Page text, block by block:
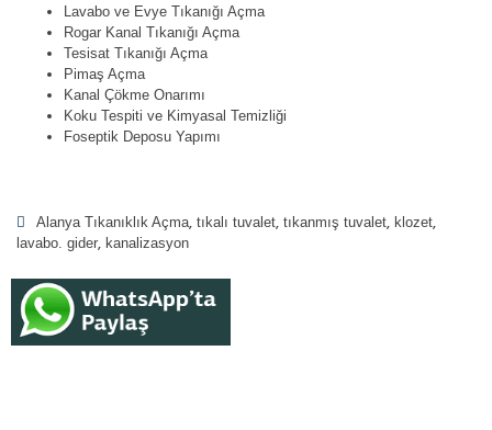
Lavabo ve Evye Tıkanığı Açma
Rogar Kanal Tıkanığı Açma
Tesisat Tıkanığı Açma
Pimaş Açma
Kanal Çökme Onarımı
Koku Tespiti ve Kimyasal Temizliği
Foseptik Deposu Yapımı
Alanya Tıkanıklık Açma tıkalı tuvalet tıkanmış tuvalet klozet
lavabo. gider kanalizasyon